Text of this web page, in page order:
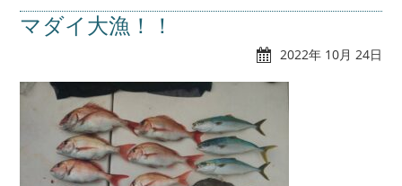
マダイ大漁！！
2022年 10月 24日